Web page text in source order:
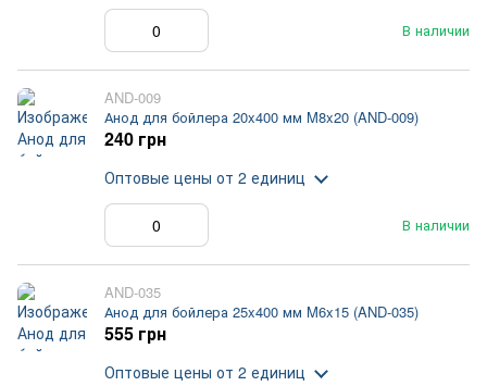
В наличии
AND-009
Анод для бойлера 20x400 мм M8x20 (AND-009)
В наличии
240 грн
Оптовые цены от 2 единиц
AND-035
Анод для бойлера 25x400 мм M6x15 (AND-035)
555 грн
Оптовые цены от 2 единиц